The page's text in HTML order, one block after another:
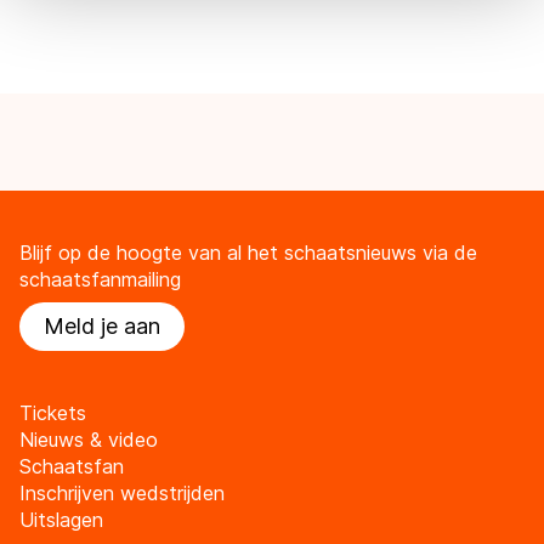
Blijf op de hoogte van al het schaatsnieuws via de
schaatsfanmailing
Meld je aan
Tickets
Nieuws & video
Schaatsfan
Inschrijven wedstrijden
Uitslagen